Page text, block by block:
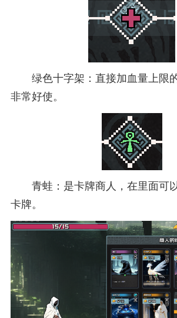
绿色十字架：直接加血量上限
非常好使。
青蛙：是卡牌商人，在里面可
卡牌。